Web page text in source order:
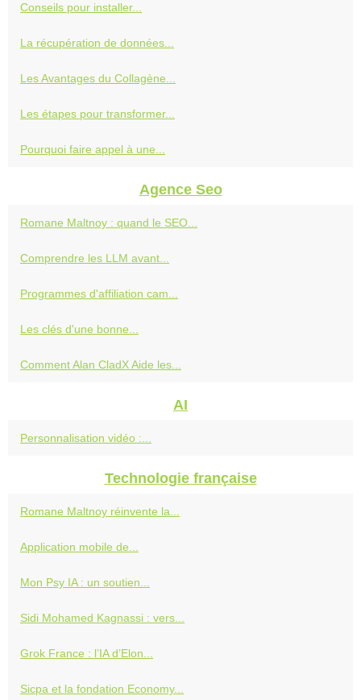
Conseils pour installer...
La récupération de données...
Les Avantages du Collagène...
Les étapes pour transformer...
Pourquoi faire appel à une...
Agence Seo
Romane Maltnoy : quand le SEO...
Comprendre les LLM avant...
Programmes d'affiliation cam...
Les clés d'une bonne...
Comment Alan CladX Aide les...
AI
Personnalisation vidéo :...
Technologie française
Romane Maltnoy réinvente la...
Application mobile de...
Mon Psy IA : un soutien...
Sidi Mohamed Kagnassi : vers...
Grok France : l’IA d’Elon...
Sicpa et la fondation Economy...